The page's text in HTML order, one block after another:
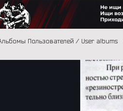
Пользователей / User albums